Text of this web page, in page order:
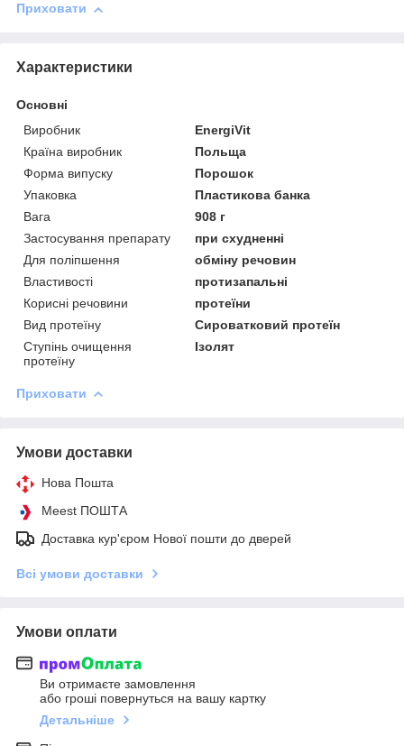
Приховати
Характеристики
Основні
Виробник
EnergiVit
Країна виробник
Польща
Форма випуску
Порошок
Упаковка
Пластикова банка
Вага
908 г
Застосування препарату
при схудненні
Для поліпшення
обміну речовин
Властивості
протизапальні
Корисні речовини
протеїни
Вид протеїну
Сироватковий протеїн
Ступінь очищення
протеїну
Ізолят
Приховати
Умови доставки
Нова Пошта
Meest ПОШТА
Доставка кур'єром Нової пошти до дверей
Всі умови доставки
Умови оплати
Ви отримаєте замовлення
або гроші повернуться на вашу картку
Детальніше